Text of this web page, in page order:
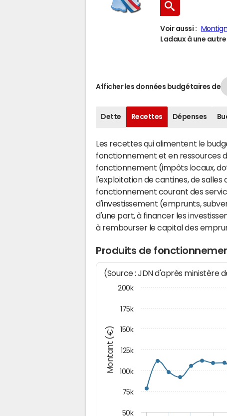
Voir aussi :
Ladaux à une autre
Afficher les données budgétaires de
Dette Recettes Dépenses
Les recettes qui alimentent le
fonctionnement et en ressources
fonctionnement (impôts locaux,
l'exploitation de cantines, de
fonctionnement courant des
d'investissement (emprunts,
d'une part, à financer les
à rembourser le capital des
Produits de
Montant (€)
(Source : JDN d'après ministère
50k
75k
100k
125k
150k
175k
200k